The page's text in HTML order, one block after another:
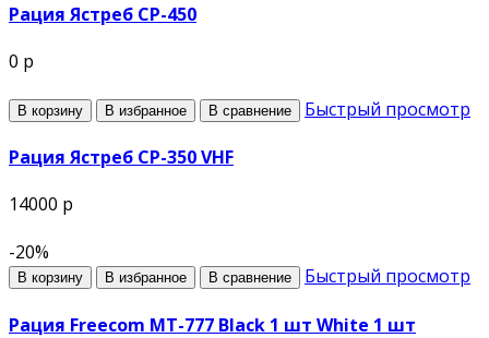
Рация Ястреб СР-450
0 р
В корзину В избранное В сравнение Быстрый просмотр
Рация Ястреб СР-350 VHF
14000 р
-20%
В корзину В избранное В сравнение Быстрый просмотр
Рация Freecom MT-777 Black 1 шт White 1 шт